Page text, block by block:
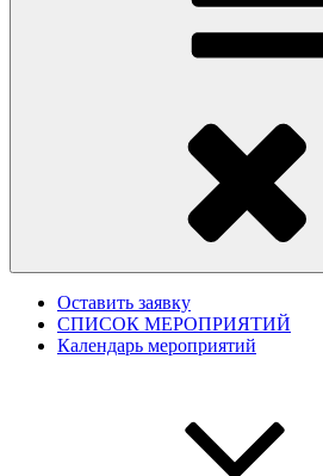
Оставить заявку
СПИСОК МЕРОПРИЯТИЙ
Календарь мероприятий